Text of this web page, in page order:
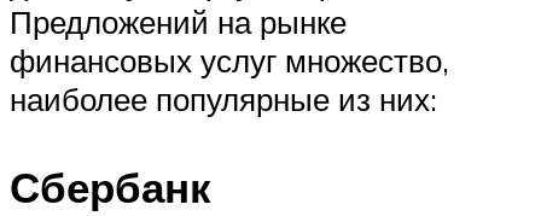
Предложений на рынке
финансовых услуг множество,
наиболее популярные из них:
Сбербанк